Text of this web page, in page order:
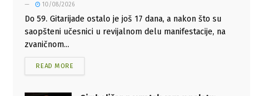
10/08/2026
Do 59. Gitarijade ostalo je još 17 dana, a nakon što su
saopšteni učesnici u revijalnom delu manifestacije, na
zvaničnom...
READ MORE